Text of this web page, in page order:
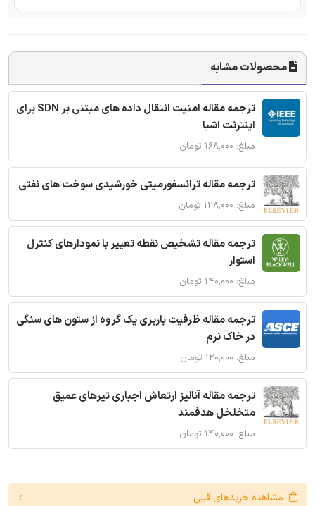
محصولات مشابه
ترجمه مقاله امنیت انتقال داده های مبتنی بر SDN برای
اینترنت اشیا
مبلغ: ۱۶۸,۰۰۰ تومان
ترجمه مقاله ترانسفورمیتی خورشیدی سوخت های نفتی
مبلغ: ۱۲۸,۰۰۰ تومان
ترجمه مقاله تشخیص نقطه تغییر با نمودارهای کنترل
استوار
مبلغ: ۱۴۰,۰۰۰ تومان
ترجمه مقاله ظرفیت باربری یک گروه از ستون های سنگی
در خاک نرم
مبلغ: ۱۲۰,۰۰۰ تومان
ترجمه مقاله آنالیز ارتعاش اجباری تیرهای عمیق
متخلخل هدفمند
مبلغ: ۱۴۰,۰۰۰ تومان
مشاهده خریدهای قبلی